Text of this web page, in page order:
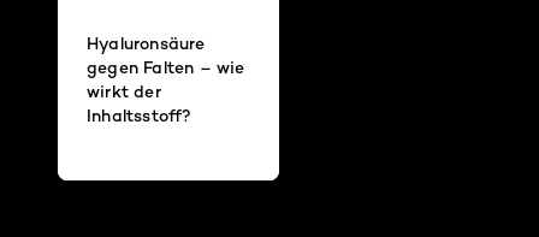
Hyaluronsäure
gegen Falten – wie
wirkt der
Inhaltsstoff?